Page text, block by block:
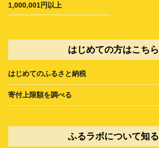
1,000,001円以上
はじめての方はこちら
はじめてのふるさと納税
寄付上限額を調べる
ふるラボについて知る